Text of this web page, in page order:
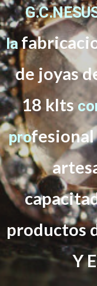
la
de joyas
18 klts
prof
productos
Y